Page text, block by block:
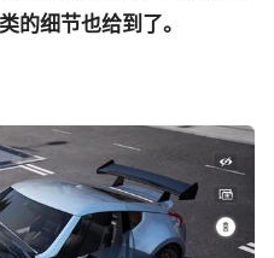
的细节也给到了。